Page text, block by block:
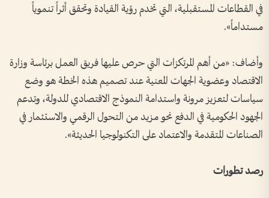
في القطاعات المستقبلية، التي تخدم رؤية القيادة وتحقق أثراً تنموياً
مستداماً».
وأضاف: «من أهم المرتكزات التي حرص عليها فريق العمل برئاسة وزارة
الاقتصاد وعضوية الجهات المعنية عند تصميم هذه الخطة هو وضع
سياسات لتعزيز مرونة واستدامة النموذج الاقتصادي للدولة، وتدعم
الجهود الحكومية في الدفع نحو مزيد من التحول الرقمي والاستثمار في
الصناعات المتقدمة والاعتماد على التكنولوجيا الحديثة».
رصد تطورات